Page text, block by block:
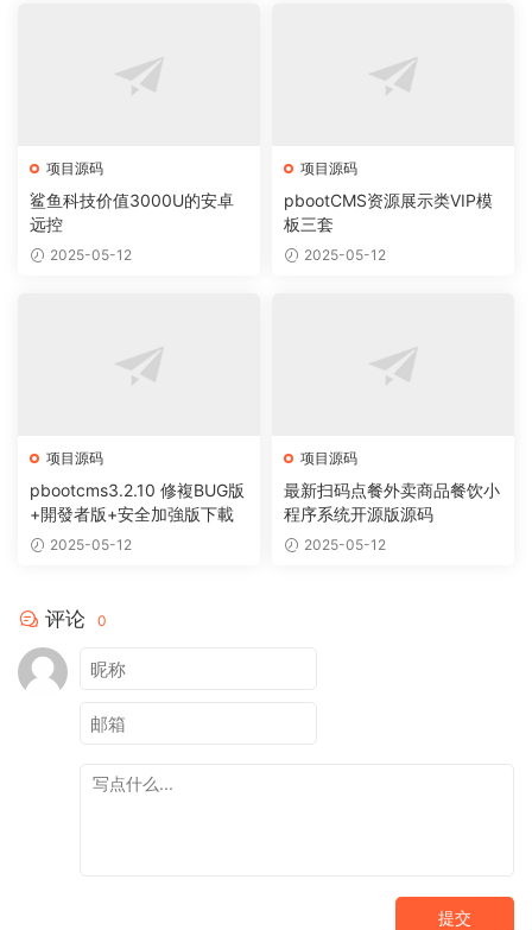
项目源码
鲨鱼科技价值3000U的安卓
远控
2025-05-12
项目源码
pbootCMS资源展示类VIP模
板三套
2025-05-12
项目源码
pbootcms3.2.10 修複BUG版
+開發者版+安全加強版下載
2025-05-12
项目源码
最新扫码点餐外卖商品餐饮小
程序系统开源版源码
2025-05-12
评论 0
提交